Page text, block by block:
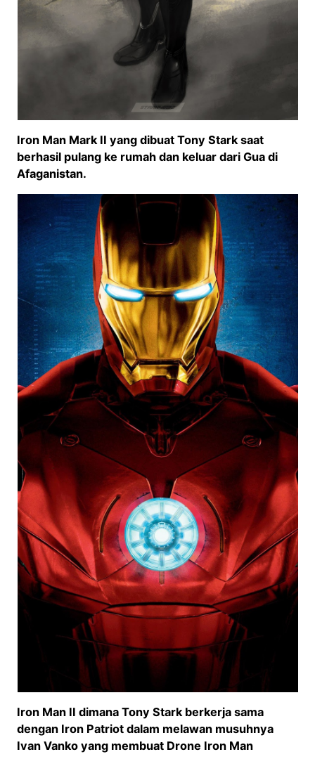
Iron Man Mark II yang dibuat Tony Stark saat
berhasil pulang ke rumah dan keluar dari Gua di
Afaganistan.
Iron Man II dimana Tony Stark berkerja sama
dengan Iron Patriot dalam melawan musuhnya
Ivan Vanko yang membuat Drone Iron Man